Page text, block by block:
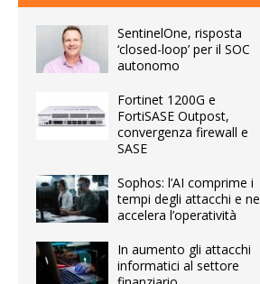
SentinelOne, risposta
‘closed-loop’ per il SOC
autonomo
Fortinet 1200G e
FortiSASE Outpost,
convergenza firewall e
SASE
Sophos: l’AI comprime i
tempi degli attacchi e ne
accelera l’operatività
In aumento gli attacchi
informatici al settore